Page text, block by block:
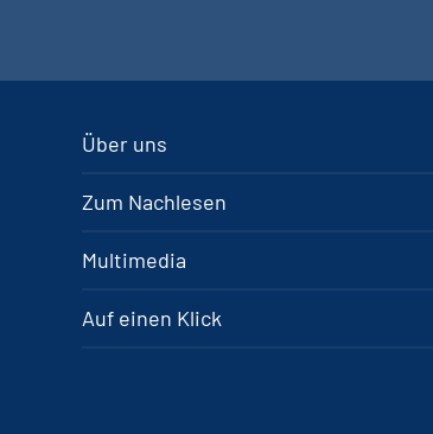
Über uns
Zum Nachlesen
Multimedia
Auf einen Klick